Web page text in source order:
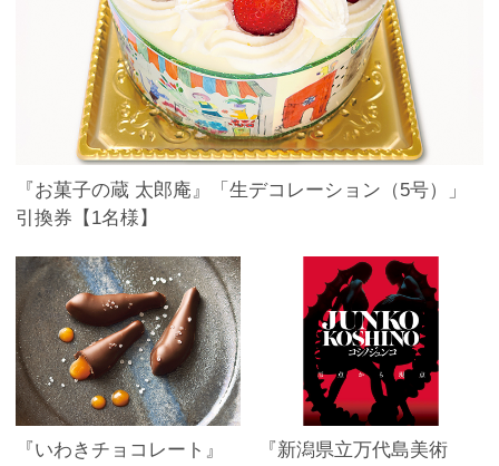
『お菓子の蔵 太郎庵』「生デコレーション（5号）」
引換券【1名様】
『いわきチョコレート』
『新潟県立万代島美術